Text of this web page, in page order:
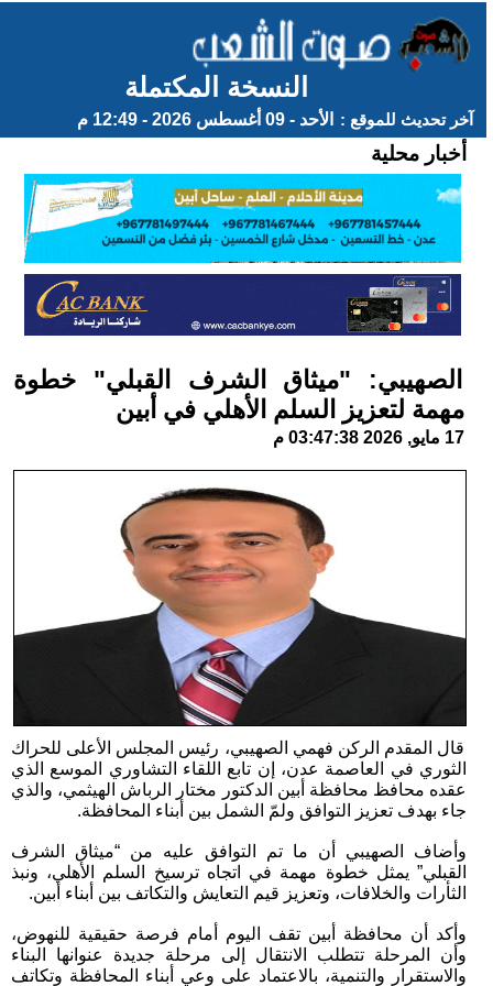
النسخة المكتملة
آخر تحديث للموقع : الأحد - 09 أغسطس 2026 - 12:49 م
أخبار محلية
الصهيبي: "ميثاق الشرف القبلي" خطوة
مهمة لتعزيز السلم الأهلي في أبين
17 مايو, 2026 03:47:38 م
قال المقدم الركن فهمي الصهيبي، رئيس المجلس الأعلى للحراك
الثوري في العاصمة عدن، إن تابع اللقاء التشاوري الموسع الذي
عقده محافظ محافظة أبين الدكتور مختار الرباش الهيثمي، والذي
جاء بهدف تعزيز التوافق ولمّ الشمل بين أبناء المحافظة.
وأضاف الصهيبي أن ما تم التوافق عليه من “ميثاق الشرف
القبلي” يمثل خطوة مهمة في اتجاه ترسيخ السلم الأهلي، ونبذ
الثأرات والخلافات، وتعزيز قيم التعايش والتكاتف بين أبناء أبين.
وأكد أن محافظة أبين تقف اليوم أمام فرصة حقيقية للنهوض،
وأن المرحلة تتطلب الانتقال إلى مرحلة جديدة عنوانها البناء
والاستقرار والتنمية، بالاعتماد على وعي أبناء المحافظة وتكاتف